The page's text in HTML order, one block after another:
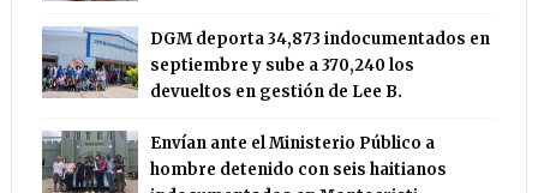
DGM deporta 34,873 indocumentados en
septiembre y sube a 370,240 los
devueltos en gestión de Lee B.
Envían ante el Ministerio Público a
hombre detenido con seis haitianos